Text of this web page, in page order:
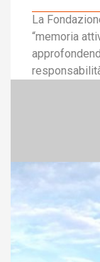
La
“memoria